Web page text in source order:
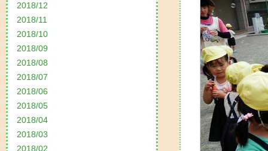
2018/12
2018/11
2018/10
2018/09
2018/08
2018/07
2018/06
2018/05
2018/04
2018/03
2018/02